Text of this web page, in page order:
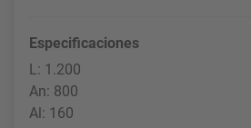
Especificaciones
L: 1.200
An: 800
Al: 160